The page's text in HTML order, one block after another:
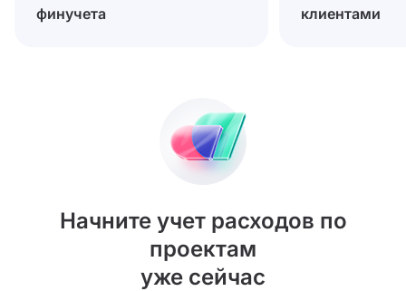
финучета
клиентами
Начните учет расходов по
проектам
уже сейчас